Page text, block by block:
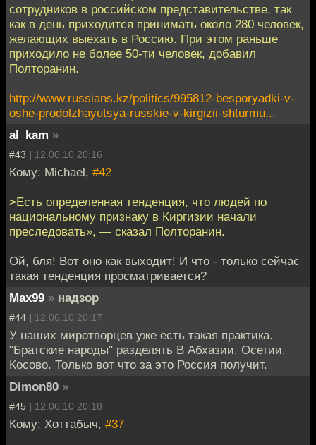
сотрудников в российском представительстве, так
как в день приходится принимать около 280 человек,
желающих выехать в Россию. При этом раньше
приходило не более 50-ти человек, добавил
Полторанин.
http://www.russians.kz/politics/995812-besporyadki-v-
oshe-prodolzhayutsya-russkie-v-kirgizii-shturmu...
al_kam »
#43 | 12.06.10 20:16
Кому: Мichael, #42
>Есть определенная тенденция, что людей по
национальному признаку в Киргизии начали
преследовать», — сказал Полторанин.
Ой, бля! Вот оно как выходит! И что - только сейчас
такая тенденция просматривается?
Max99 » надзор
#44 | 12.06.10 20:17
У наших миротворцев уже есть такая практика.
"Братские народы" разделять В Абхазии, Осетии,
Косово. Только вот что за это Россия получит.
Dimon80 »
#45 | 12.06.10 20:18
Кому: Хоттабыч, #37